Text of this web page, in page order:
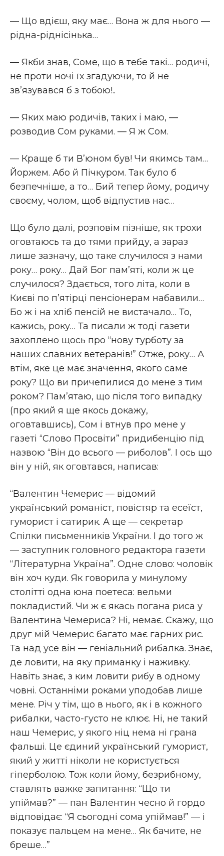
— Що вдієш, яку має… Вона ж для нього —
рідна-ріднісінька…
— Якби знав, Соме, що в тебе такі… родичі,
не проти ночі їх згадуючи, то й не
зв’язувався б з тобою!..
— Яких маю родичів, таких і маю, —
розводив Сом руками. — Я ж Сом.
— Краще б ти В’юном був! Чи якимсь там…
Йоржем. Або й Пічкуром. Так було б
безпечніше, а то… Бий тепер йому, родичу
своєму, чолом, щоб відпустив нас…
Що було далі, розповім пізніше, як трохи
оговтаюсь та до тями прийду, а зараз
лише зазначу, що таке случилося з нами
року… року… Дай Бог пам’яті, коли ж це
случилося? Здається, того літа, коли в
Києві по п’ятірці пенсіонерам набавили…
Бо ж і на хліб пенсій не вистачало… То,
кажись, року… Та писали ж тоді газети
захоплено щось про “нову турботу за
наших славних ветеранів!” Отже, року… А
втім, яке це має значення, якого саме
року? Що ви причепилися до мене з тим
роком? Пам’ятаю, що після того випадку
(про який я ще якось докажу,
оговтавшись), Сом і втнув про мене у
газеті “Слово Просвіти” придибенцію під
назвою “Він до всього — риболов”. І ось що
він у ній, як оговтався, написав:
“Валентин Чемерис — відомий
український романіст, повістяр та есеїст,
гуморист і сатирик. А ще — секретар
Спілки письменників України. І до того ж
— заступник головного редактора газети
“Літературна Україна”. Одне слово: чоловік
він хоч куди. Як говорила у минулому
столітті одна юна поетеса: вельми
покладистий. Чи ж є якась погана риса у
Валентина Чемериса? Ні, немає. Скажу, що
друг мій Чемерис багато має гарних рис.
Та над усе він — геніальний рибалка. Знає,
де ловити, на яку приманку і наживку.
Навіть знає, з ким ловити рибу в одному
човні. Останніми роками уподобав лише
мене. Річ у тім, що в нього, як і в кожного
рибалки, часто-густо не клює. Ні, не такий
наш Чемерис, у якого ніц нема ні грана
фальші. Це єдиний український гуморист,
який у житті ніколи не користується
гіперболою. Тож коли йому, безрибному,
ставлять важке запитання: “Що ти
упіймав?” — пан Валентин чесно й гордо
відповідає: “Я сьогодні сома упіймав!” — і
показує пальцем на мене… Як бачите, не
бреше…”